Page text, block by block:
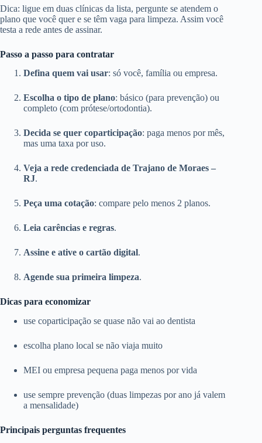
Dica: ligue em duas clínicas da lista, pergunte se atendem o
plano que você quer e se têm vaga para limpeza. Assim você
testa a rede antes de assinar.
Passo a passo para contratar
Defina quem vai usar: só você, família ou empresa.
Escolha o tipo de plano: básico (para prevenção) ou
completo (com prótese/ortodontia).
Decida se quer coparticipação: paga menos por mês,
mas uma taxa por uso.
Veja a rede credenciada de Trajano de Moraes –
RJ.
Peça uma cotação: compare pelo menos 2 planos.
Leia carências e regras.
Assine e ative o cartão digital.
Agende sua primeira limpeza.
Dicas para economizar
use coparticipação se quase não vai ao dentista
escolha plano local se não viaja muito
MEI ou empresa pequena paga menos por vida
use sempre prevenção (duas limpezas por ano já valem
a mensalidade)
Principais perguntas frequentes